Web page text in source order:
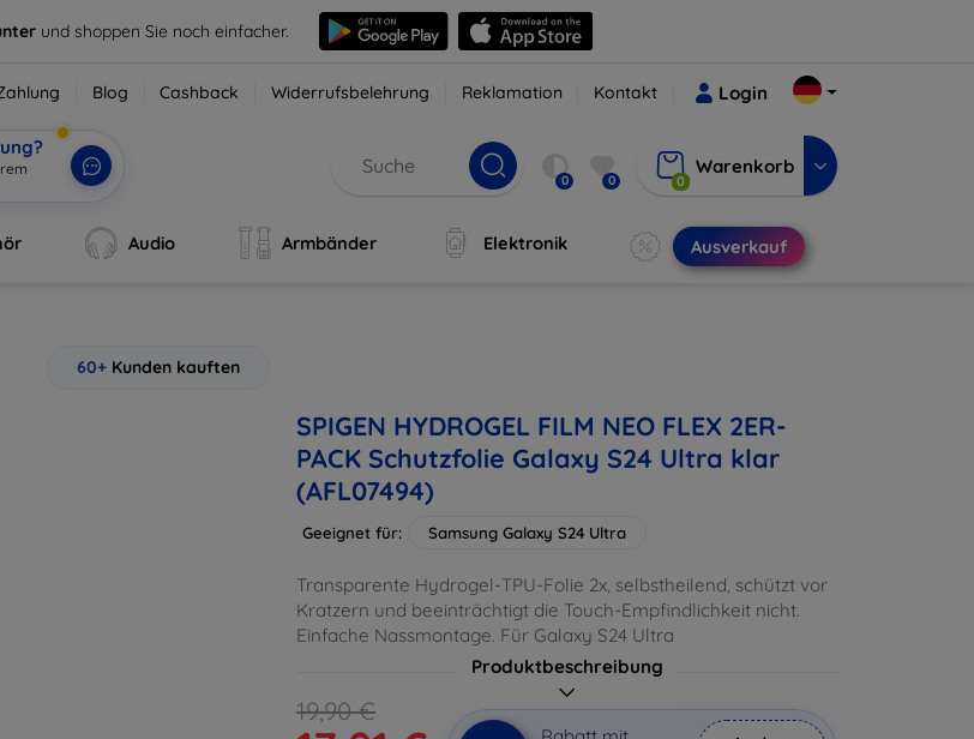
und shoppen Sie noch einfacher.
Blog Cashback Widerrufsbelehrung Reklamation Kontakt Login
0 0 0
Warenkorb
Audio Armbänder Elektronik Ausverkauf
60+ Kunden kauften
SPIGEN HYDROGEL FILM NEO FLEX 2ER-
PACK Schutzfolie Galaxy S24 Ultra klar
(AFL07494)
Geeignet für: Samsung Galaxy S24 Ultra
Transparente Hydrogel-TPU-Folie 2x, selbstheilend, schützt vor
Kratzern und beeinträchtigt die Touch-Empfindlichkeit nicht.
Einfache Nassmontage. Für Galaxy S24 Ultra
Produktbeschreibung
19,90 €